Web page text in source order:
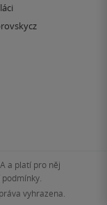
a platí pro něj
podmínky.
vyhrazena.